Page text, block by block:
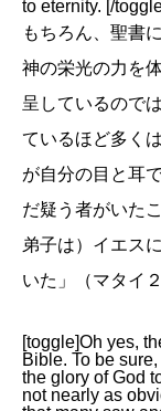
to eternity. [/
もちろん、聖書
神の栄光の力を
呈しているので
ているほど多く
が自分の目と耳
だ疑う者がいた
弟子は）イエス
いた」（マタイ
[toggle]Oh yes,
Bible. To be
the glory of God
not nearly as